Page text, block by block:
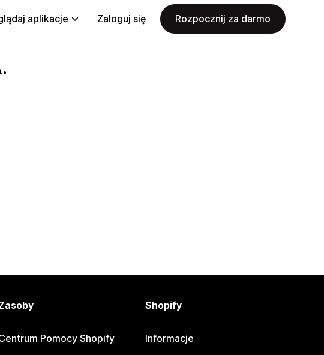
aplikacje Zaloguj się Rozpocznij za darmo
Pomocy Shopify
Shopify
Informacje